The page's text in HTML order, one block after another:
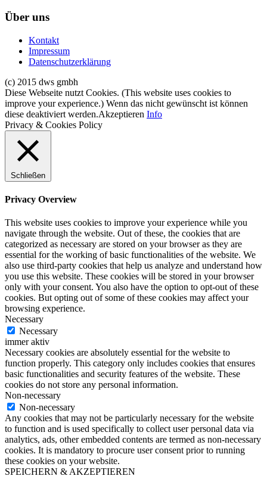
Über uns
Kontakt
Impressum
Datenschutzerklärung
(c) 2015 dws gmbh
Diese Webseite nutzt Cookies. (This website uses cookies to
improve your experience.) Wenn das nicht gewünscht ist können
diese deaktiviert werden.Akzeptieren Info
Privacy & Cookies Policy
Schließen
Privacy Overview
This website uses cookies to improve your experience while you
navigate through the website. Out of these, the cookies that are
categorized as necessary are stored on your browser as they are
essential for the working of basic functionalities of the website. We
also use third-party cookies that help us analyze and understand how
you use this website. These cookies will be stored in your browser
only with your consent. You also have the option to opt-out of these
cookies. But opting out of some of these cookies may affect your
browsing experience.
Necessary
Necessary
immer aktiv
Necessary cookies are absolutely essential for the website to
function properly. This category only includes cookies that ensures
basic functionalities and security features of the website. These
cookies do not store any personal information.
Non-necessary
Non-necessary
Any cookies that may not be particularly necessary for the website
to function and is used specifically to collect user personal data via
analytics, ads, other embedded contents are termed as non-necessary
cookies. It is mandatory to procure user consent prior to running
these cookies on your website.
SPEICHERN & AKZEPTIEREN